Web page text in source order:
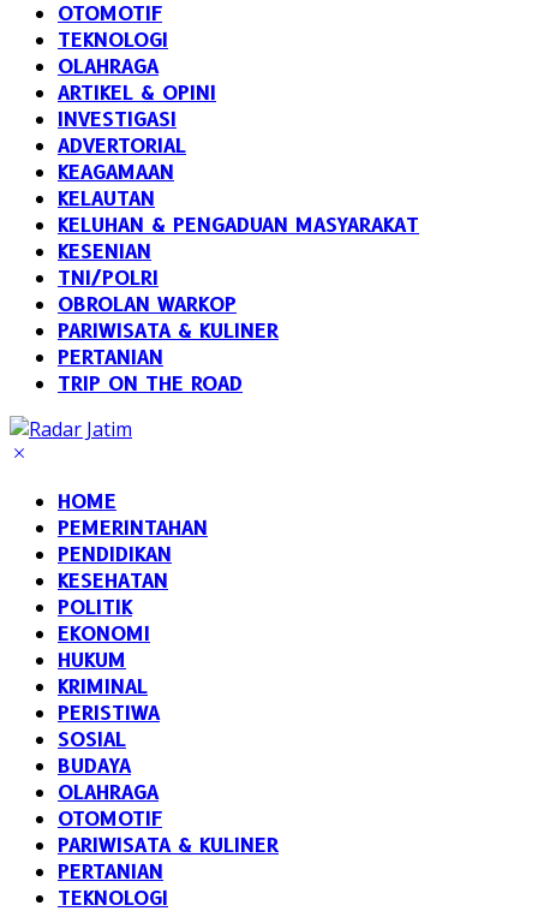
OTOMOTIF
TEKNOLOGI
OLAHRAGA
ARTIKEL & OPINI
INVESTIGASI
ADVERTORIAL
KEAGAMAAN
KELAUTAN
KELUHAN & PENGADUAN MASYARAKAT
KESENIAN
TNI/POLRI
OBROLAN WARKOP
PARIWISATA & KULINER
PERTANIAN
TRIP ON THE ROAD
HOME
PEMERINTAHAN
PENDIDIKAN
KESEHATAN
POLITIK
EKONOMI
HUKUM
KRIMINAL
PERISTIWA
SOSIAL
BUDAYA
OLAHRAGA
OTOMOTIF
PARIWISATA & KULINER
PERTANIAN
TEKNOLOGI